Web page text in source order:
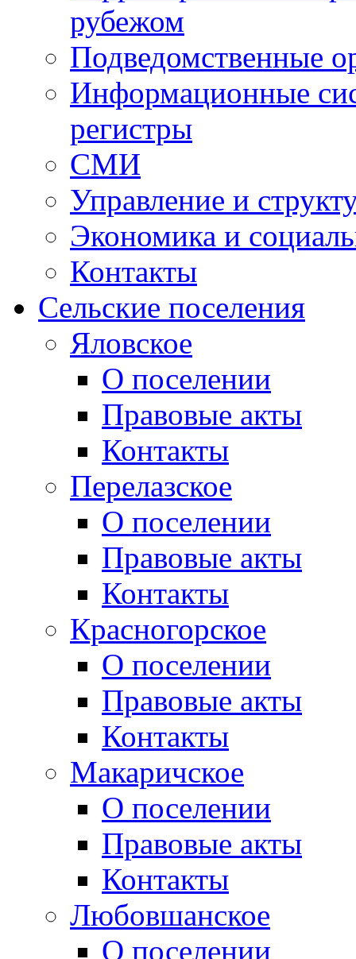
рубежом
Подведомственные
Информационные
регистры
СМИ
Управление и
Экономика и
Контакты
Сельские поселения
Яловское
О поселении
Правовые акты
Контакты
Перелазское
О поселении
Правовые акты
Контакты
Красногорское
О поселении
Правовые акты
Контакты
Макаричское
О поселении
Правовые акты
Контакты
Любовшанское
О поселении